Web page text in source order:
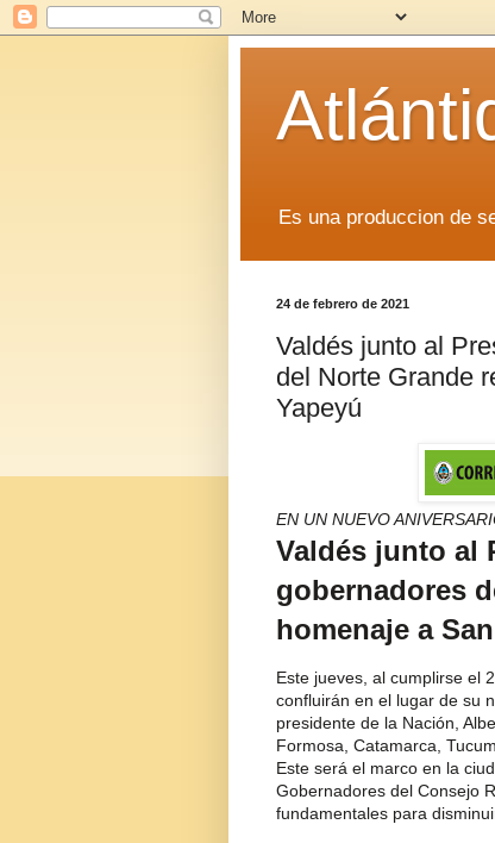
Es una produccion de
24 de febrero de 2021
Valdés junto al
del Norte Grande
Yapeyú
EN UN NUEVO
Valdés junto al
gobernadores
homenaje a
Este jueves, al cumplirse el
confluirán en el lugar de su
presidente de la Nación,
Formosa, Catamarca,
Este será el marco en la
Gobernadores del Consejo
fundamentales para